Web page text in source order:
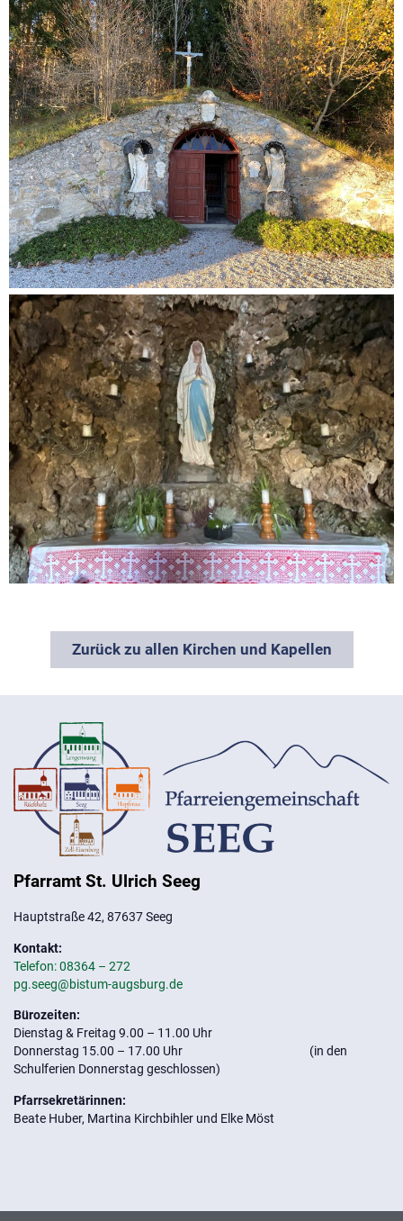
Zurück zu allen Kirchen und Kapellen
Pfarramt St. Ulrich Seeg
Hauptstraße 42, 87637 Seeg
Kontakt:
Telefon: 08364 – 272
pg.seeg@bistum-augsburg.de
Bürozeiten:
Dienstag & Freitag 9.00 – 11.00 Uhr
Donnerstag 15.00 – 17.00 Uhr (in den
Schulferien Donnerstag geschlossen)
Pfarrsekretärinnen:
Beate Huber, Martina Kirchbihler und Elke Möst